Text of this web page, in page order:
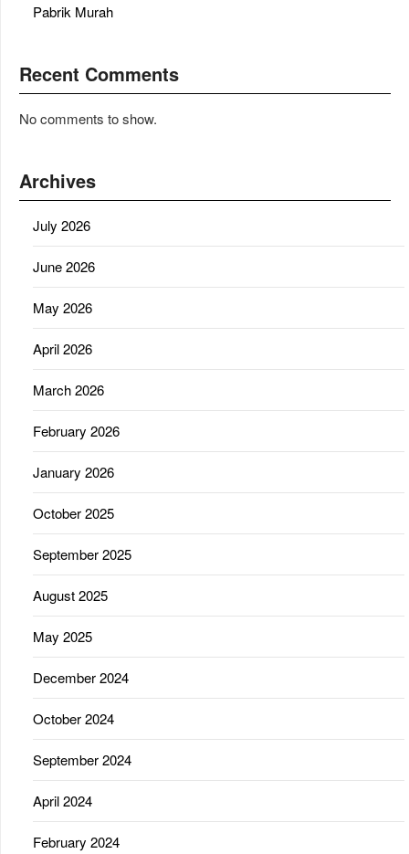
Pabrik Murah
Recent Comments
No comments to show.
Archives
July 2026
June 2026
May 2026
April 2026
March 2026
February 2026
January 2026
October 2025
September 2025
August 2025
May 2025
December 2024
October 2024
September 2024
April 2024
February 2024